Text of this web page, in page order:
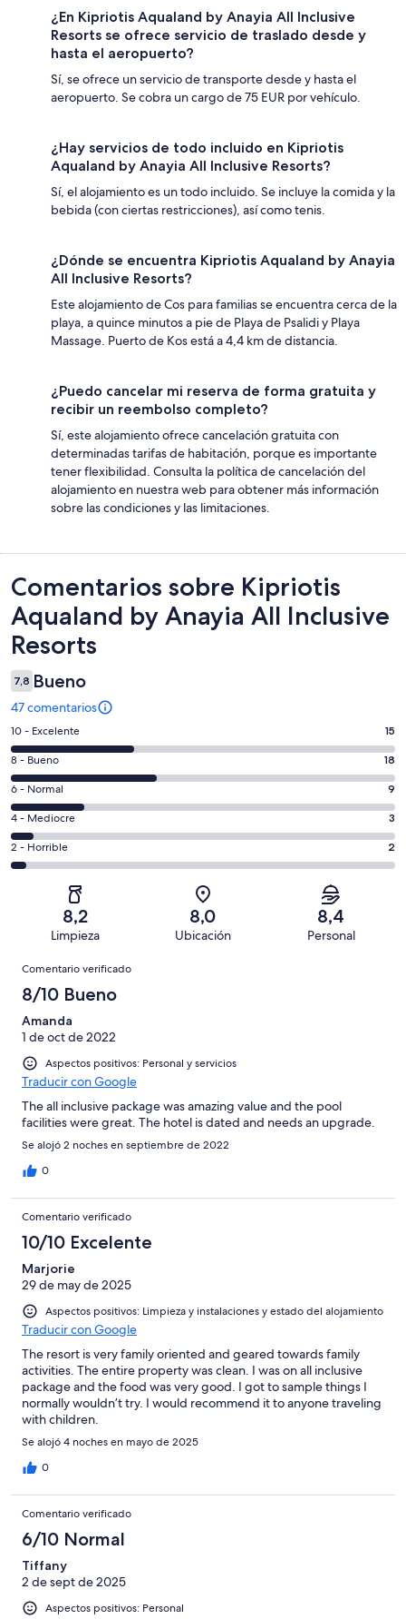
¿En Kipriotis Aqualand by Anayia All Inclusive
Resorts se ofrece servicio de traslado desde y
hasta el aeropuerto?
Sí, se ofrece un servicio de transporte desde y hasta el
aeropuerto. Se cobra un cargo de 75 EUR por vehículo.
¿Hay servicios de todo incluido en Kipriotis
Aqualand by Anayia All Inclusive Resorts?
Sí, el alojamiento es un todo incluido. Se incluye la comida y la
bebida (con ciertas restricciones), así como tenis.
¿Dónde se encuentra Kipriotis Aqualand by Anayia
All Inclusive Resorts?
Este alojamiento de Cos para familias se encuentra cerca de la
playa, a quince minutos a pie de Playa de Psalidi y Playa
Massage. Puerto de Kos está a 4,4 km de distancia.
¿Puedo cancelar mi reserva de forma gratuita y
recibir un reembolso completo?
Sí, este alojamiento ofrece cancelación gratuita con
determinadas tarifas de habitación, porque es importante
tener flexibilidad. Consulta la política de cancelación del
alojamiento en nuestra web para obtener más información
sobre las condiciones y las limitaciones.
Comentarios
Comentarios sobre Kipriotis
Aqualand by Anayia All Inclusive
Resorts
7,8 Bueno
47 comentarios
15
comentarios
de
un
total
de
47
con
puntuación
10 - Excelente 15
18
comentarios
de
un
total
de
puntuación
8 - Bueno 18
9
comentarios
de
un
total
puntuación
Normal
6 - Normal 9
3
comentarios
de
una
puntuación
Mediocre
4 - Mediocre 3
2
comentarios
47
una
puntuación
de
2 - Horrible 2
8,2
Limpieza
8,0
Ubicación
8,4
Personal
Comentarios
Comentario verificado
8/10 Bueno
Amanda
1 de oct de 2022
Aspectos positivos: Personal y servicios
Traducir con Google
The all inclusive package was amazing value and the pool
facilities were great. The hotel is dated and needs an upgrade.
Se alojó 2 noches en septiembre de 2022
0
Comentario verificado
10/10 Excelente
Marjorie
29 de may de 2025
Aspectos positivos: Limpieza y instalaciones y estado del alojamiento
Traducir con Google
The resort is very family oriented and geared towards family
activities. The entire property was clean. I was on all inclusive
package and the food was very good. I got to sample things I
normally wouldn’t try. I would recommend it to anyone traveling
with children.
Se alojó 4 noches en mayo de 2025
0
Comentario verificado
6/10 Normal
Tiffany
2 de sept de 2025
Aspectos positivos: Personal